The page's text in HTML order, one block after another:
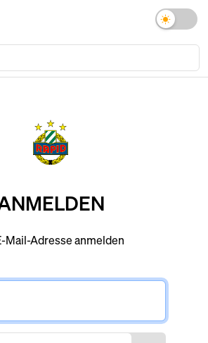
Mail-Adresse anmelden